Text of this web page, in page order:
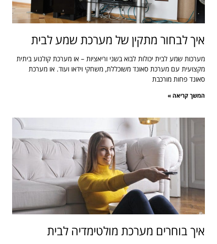
איך לבחור מתקין של מערכת שמע לבית
מערכות שמע לבית יכולות לבוא בשני וריאציות – או מערכת קולנוע ביתית
מקצועית עם מערכת סאונד משוכללת, משחקי וידאו ועוד. או מערכת
סאונד פחות מורכבת
המשך קריאה »
איך בוחרים מערכת מולטימדיה לבית